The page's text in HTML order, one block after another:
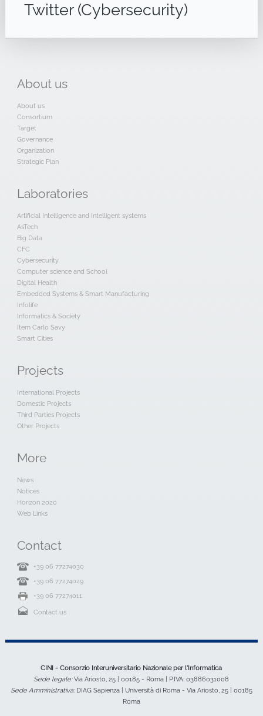
Twitter (Cybersecurity)
About us
About us
Consortium
Target
Governance
Organization
Strategic Plan
Laboratories
Artificial Intelligence and Intelligent systems
AsTech
Big Data
CFC
Cybersecurity
Computer science and School
Digital Health
Embedded Systems & Smart Manufacturing
Infolife
Informatics & Society
Item Carlo Savy
Smart Cities
Projects
International Projects
Domestic Projects
Third Parties Projects
Other Projects
More
News
Notices
Horizon 2020
Web Links
Contact
+39 06 77274030
+39 06 77274029
+39 06 77274011
Contact us
CINI - Consorzio Interuniversitario Nazionale per l'Informatica
Sede legale:Via Ariosto, 25 | 00185 - Roma | P.IVA: 03886031008
Sede Amministrativa:DIAG Sapienza | Università di Roma - Via Ariosto, 25 | 00185
Roma